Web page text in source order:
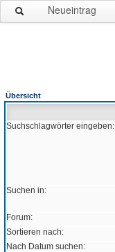
Neueintrag
Übersicht
Suchschlagwörter eingeben:
Suchen in:
Forum:
Sortieren nach:
Nach Datum suchen: